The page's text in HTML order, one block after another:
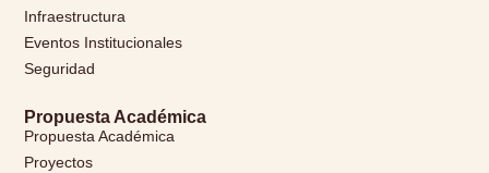
Infraestructura
Eventos Institucionales
Seguridad
Propuesta Académica
Propuesta Académica
Proyectos